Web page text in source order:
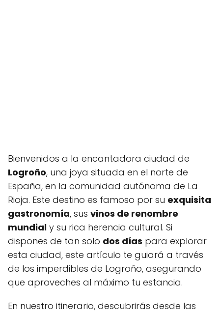
Bienvenidos a la encantadora ciudad de
Logroño, una joya situada en el norte de
España, en la comunidad autónoma de La
Rioja. Este destino es famoso por su exquisita
gastronomía, sus vinos de renombre
mundial y su rica herencia cultural. Si
dispones de tan solo dos días para explorar
esta ciudad, este artículo te guiará a través
de los imperdibles de Logroño, asegurando
que aproveches al máximo tu estancia.
En nuestro itinerario, descubrirás desde las